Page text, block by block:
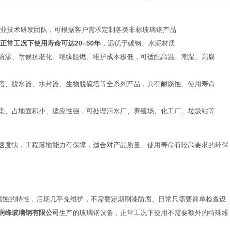
技术研发团队，可根据客户需求定制各类非标玻璃钢产品
正常工况下使用寿命可达20–50年 ，远优于碳钢、水泥材质
、耐候抗老化、绝缘阻燃、维护成本极低，可适配高温、潮湿、高腐
、脱水器、水封器、生物脱硫塔等全系列产品，具有耐腐蚀、使用寿命
占地面积小、适应性强，可处理污水厂、养殖场、化工厂、垃圾站等
快，工程落地能力有保障，适合对产品质量、使用寿命有较高要求的环保
的特性，后期几乎免维护，不需要定期刷漆防腐。日常只需要简单检查设
峰玻璃钢有限公司生产的玻璃钢设备，正常工况下使用不需要额外的特殊维